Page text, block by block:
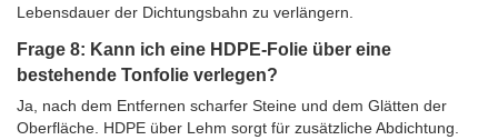
Lebensdauer der Dichtungsbahn zu verlängern.
Frage 8: Kann ich eine HDPE-Folie über eine
bestehende Tonfolie verlegen?
Ja, nach dem Entfernen scharfer Steine ​​und dem Glätten der
Oberfläche. HDPE über Lehm sorgt für zusätzliche Abdichtung.